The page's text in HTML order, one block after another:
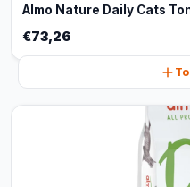
Almo Nature Daily Cats
€73,26